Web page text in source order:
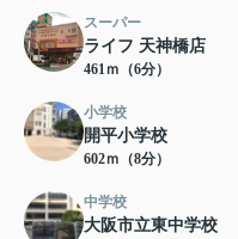
スーパー
ライフ 天神橋店
461ｍ（6分）
小学校
開平小学校
602ｍ（8分）
中学校
大阪市立東中学校